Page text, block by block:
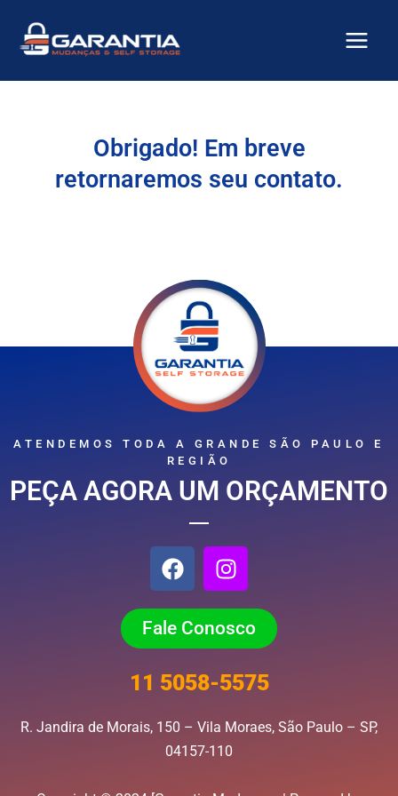
para
conteúdo
Obrigado! Em breve
retornaremos seu contato.
ATENDEMOS TODA A GRANDE SÃO PAULO E
REGIÃO
PEÇA AGORA UM ORÇAMENTO
F
a
e
b
o
o
I
n
t
a
g
r
m
Fale Conosco
11 5058-5575
R. Jandira de Morais, 150 – Vila Moraes, São Paulo – SP,
04157-110